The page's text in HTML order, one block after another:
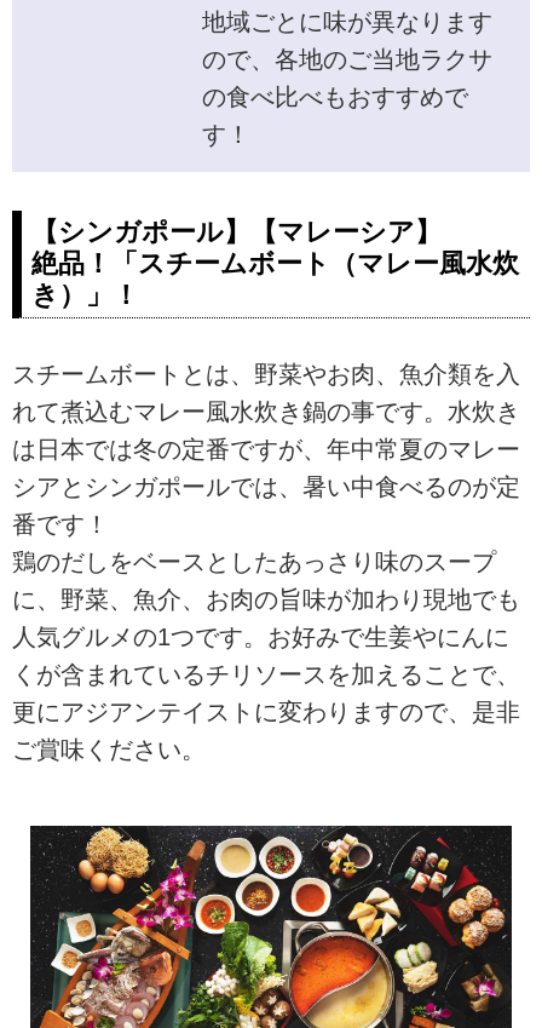
地域ごとに味が異なります
ので、各地のご当地ラクサ
の食べ比べもおすすめで
す！
【シンガポール】【マレーシア】
絶品！「スチームボート（マレー風水炊
き）」！
スチームボートとは、野菜やお肉、魚介類を入
れて煮込むマレー風水炊き鍋の事です。水炊き
は日本では冬の定番ですが、年中常夏のマレー
シアとシンガポールでは、暑い中食べるのが定
番です！
鶏のだしをベースとしたあっさり味のスープ
に、野菜、魚介、お肉の旨味が加わり現地でも
人気グルメの1つです。お好みで生姜やにんに
くが含まれているチリソースを加えることで、
更にアジアンテイストに変わりますので、是非
ご賞味ください。